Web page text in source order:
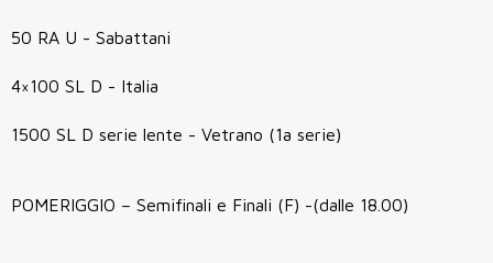
50 RA U - Sabattani
4×100 SL D - Italia
1500 SL D serie lente - Vetrano (1a serie)
POMERIGGIO – Semifinali e Finali (F) -(dalle 18.00)